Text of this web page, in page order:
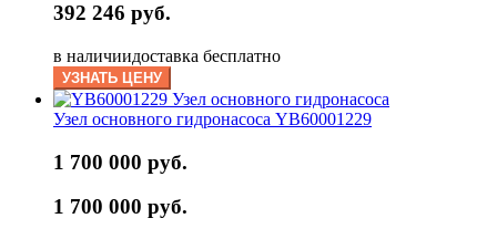
392 246 руб.
в наличиидоставка бесплатно
УЗНАТЬ ЦЕНУ
Узел основного гидронасоса YB60001229
1 700 000 руб.
1 700 000 руб.